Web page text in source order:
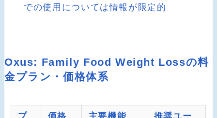
での使用については情報が限定的
Oxus: Family Food Weight Lossの料
金プラン・価格体系
プ
価格 主要機能
推奨ユー